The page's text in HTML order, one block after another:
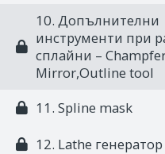
10. Допълнителни
инструменти при
сплайни –
Mirror,Outline tool
11. Spline mask
12. Lathe генератор